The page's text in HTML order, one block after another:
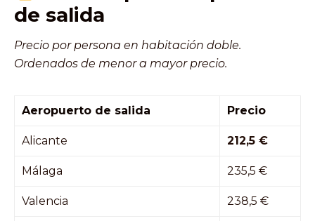
de salida
Precio por persona en habitación doble.
Ordenados de menor a mayor precio.
Aeropuerto de salida Precio
Alicante 212,5 €
Málaga 235,5 €
Valencia 238,5 €